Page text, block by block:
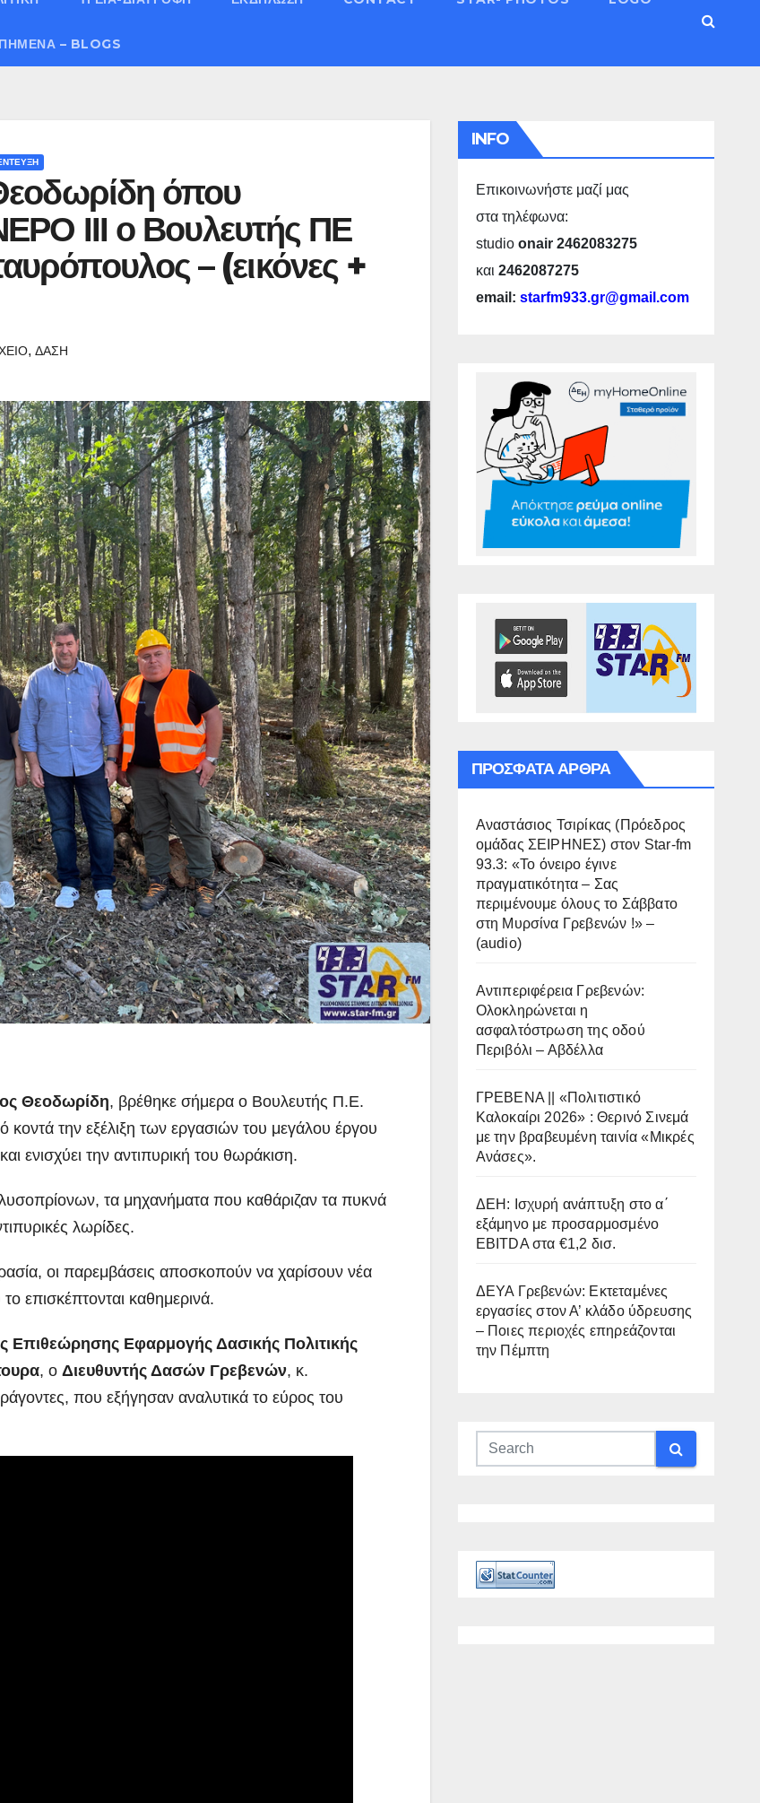
– BLOGS
όπου
ΙΙΙ ο Βουλευτής ΠΕ
– (εικόνες +
, ΔΑΣΗ
Θεοδωρίδη, βρέθηκε σήμερα ο Βουλευτής Π.Ε.
κοντά την εξέλιξη των εργασιών του μεγάλου έργου
ενισχύει την αντιπυρική του θωράκιση.
τα μηχανήματα που καθάριζαν τα πυκνά
λωρίδες.
οι παρεμβάσεις αποσκοπούν να χαρίσουν νέα
επισκέπτονται καθημερινά.
Επιθεώρησης Εφαρμογής Δασικής Πολιτικής
, ο Διευθυντής Δασών Γρεβενών, κ.
που εξήγησαν αναλυτικά το εύρος του
INFO
Επικοινωνήστε μαζί μας
στα τηλέφωνα:
studio onair 2462083275
και 2462087275
email: starfm933.gr@gmail.com
ΠΡΌΣΦΑΤΑ ΆΡΘΡΑ
Αναστάσιος Τσιρίκας (Πρόεδρος
ομάδας ΣΕΙΡΗΝΕΣ) στον Star-fm
93.3: «Το όνειρο έγινε
πραγματικότητα – Σας
περιμένουμε όλους το Σάββατο
στη Μυρσίνα Γρεβενών !» –
(audio)
Αντιπεριφέρεια Γρεβενών:
Ολοκληρώνεται η
ασφαλτόστρωση της οδού
Περιβόλι – Αβδέλλα
ΓΡΕΒΕΝΑ || «Πολιτιστικό
Καλοκαίρι 2026» : Θερινό Σινεμά
με την βραβευμένη ταινία «Μικρές
Ανάσες».
ΔΕΗ: Ισχυρή ανάπτυξη στο α΄
εξάμηνο με προσαρμοσμένο
EBITDA στα €1,2 δισ.
ΔΕΥΑ Γρεβενών: Εκτεταμένες
εργασίες στον Α’ κλάδο ύδρευσης
– Ποιες περιοχές επηρεάζονται
την Πέμπτη